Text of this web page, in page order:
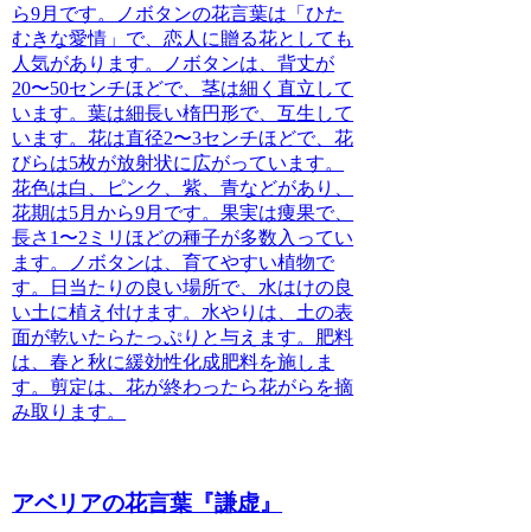
ら9月です。ノボタンの花言葉は「ひた
むきな愛情」で、恋人に贈る花としても
人気があります。ノボタンは、背丈が
20〜50センチほどで、茎は細く直立して
います。葉は細長い楕円形で、互生して
います。花は直径2〜3センチほどで、花
びらは5枚が放射状に広がっています。
花色は白、ピンク、紫、青などがあり、
花期は5月から9月です。果実は痩果で、
長さ1〜2ミリほどの種子が多数入ってい
ます。
ノボタンは、育てやすい植物で
す。日当たりの良い場所で、水はけの良
い土に植え付けます。水やりは、土の表
面が乾いたらたっぷりと与えます。肥料
は、春と秋に緩効性化成肥料を施しま
す。剪定は、花が終わったら花がらを摘
み取ります。
アベリアの花言葉『謙虚』